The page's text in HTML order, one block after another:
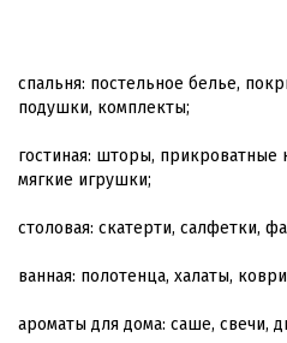
спальня: постельное белье,
подушки, комплекты;
гостиная: шторы, прикроватные
мягкие игрушки;
столовая: скатерти, салфетки,
ванная: полотенца, халаты,
ароматы для дома: саше, свечи,